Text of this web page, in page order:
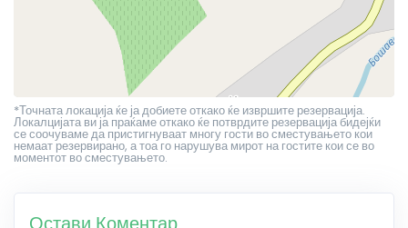
*Точната локација ќе ја добиете откако ќе извршите резервација.
Локалцијата ви ја праќаме откако ќе потврдите резервација бидејќи
се соочуваме да пристигнуваат многу гости во сместувањето кои
немаат резервирано, а тоа го нарушува мирот на гостите кои се во
моментот во сместувањето.